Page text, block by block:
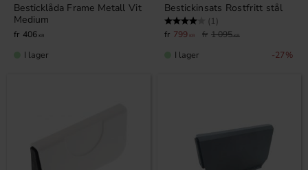
Besticklåda Frame Metall Vit
Medium
406 KR
I lager
Bestickinsats Rostfritt stål
Betyg: (1)
799 KR 1 095KR
27%
I lager